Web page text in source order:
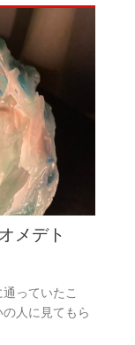
メデト
っていたこ
人に見てもら